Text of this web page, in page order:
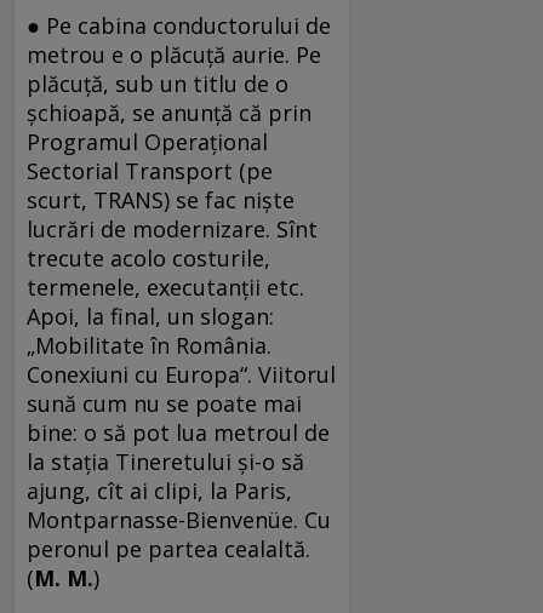
● Pe cabina conductorului de
metrou e o plăcuță aurie. Pe
plăcuță, sub un titlu de o
șchioapă, se anunță că prin
Programul Operațional
Sectorial Transport (pe
scurt, TRANS) se fac niște
lucrări de modernizare. Sînt
trecute acolo costurile,
termenele, executanții etc.
Apoi, la final, un slogan:
„Mobilitate în România.
Conexiuni cu Europa“. Viitorul
sună cum nu se poate mai
bine: o să pot lua metroul de
la stația Tineretului și-o să
ajung, cît ai clipi, la Paris,
Montparnasse-Bienvenüe. Cu
peronul pe partea cealaltă.
(M. M.)